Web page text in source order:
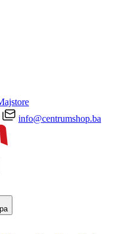
info@centrumshop.ba